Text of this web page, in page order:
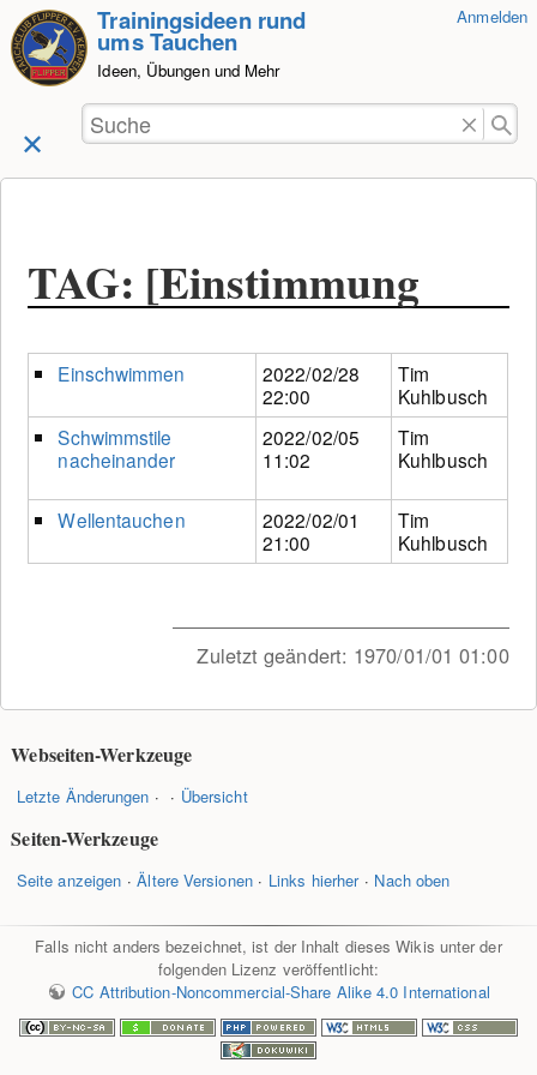
zum
Inhalt
springen
Trainingsideen rund
ums Tauchen
Ideen, Übungen und Mehr
Anmelden
TAG: [Einstimmung
Einschwimmen
2022/02/28
22:00
Tim
Kuhlbusch
Schwimmstile
nacheinander
2022/02/05
11:02
Tim
Kuhlbusch
Wellentauchen
2022/02/01
21:00
Tim
Kuhlbusch
Zuletzt geändert: 1970/01/01 01:00
Webseiten-Werkzeuge
Letzte Änderungen Übersicht
Seiten-Werkzeuge
Seite anzeigen Ältere Versionen Links hierher Nach oben
Falls nicht anders bezeichnet, ist der Inhalt dieses Wikis unter der
folgenden Lizenz veröffentlicht:
CC Attribution-Noncommercial-Share Alike 4.0 International